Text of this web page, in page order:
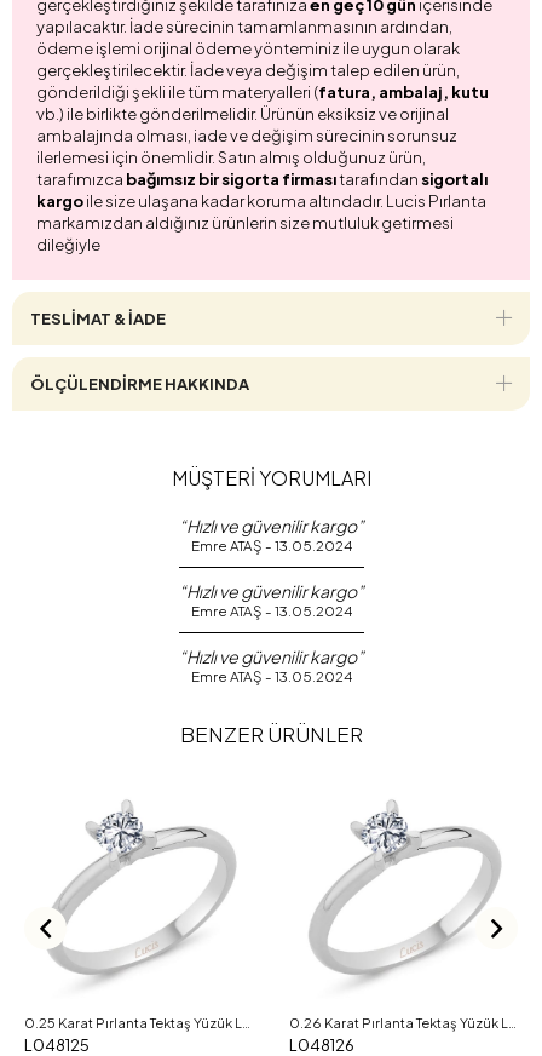
gerçekleştirdiğiniz şekilde tarafınızaen geç 10 gün içerisinde
yapılacaktır. İade sürecinin tamamlanmasının ardından,
ödeme işlemi orijinal ödeme yönteminiz ile uygun olarak
gerçekleştirilecektir. İade veya değişim talep edilen ürün,
gönderildiği şekli ile tüm materyalleri (fatura, ambalaj, kutu
vb.) ile birlikte gönderilmelidir. Ürünün eksiksiz ve orijinal
ambalajında olması, iade ve değişim sürecinin sorunsuz
ilerlemesi için önemlidir. Satın almış olduğunuz ürün,
tarafımızca bağımsız bir sigorta firmasıtarafından sigortalı
kargoile size ulaşana kadar koruma altındadır. Lucis Pırlanta
markamızdan aldığınız ürünlerin size mutluluk getirmesi
dileğiyle
TESLİMAT & İADE
ÖLÇÜLENDİRME HAKKINDA
MÜŞTERİ YORUMLARI
“Hızlı ve güvenilir kargo”
Emre ATAŞ - 13.05.2024
“Hızlı ve güvenilir kargo”
Emre ATAŞ - 13.05.2024
“Hızlı ve güvenilir kargo”
Emre ATAŞ - 13.05.2024
BENZER ÜRÜNLER
L048125 L048126